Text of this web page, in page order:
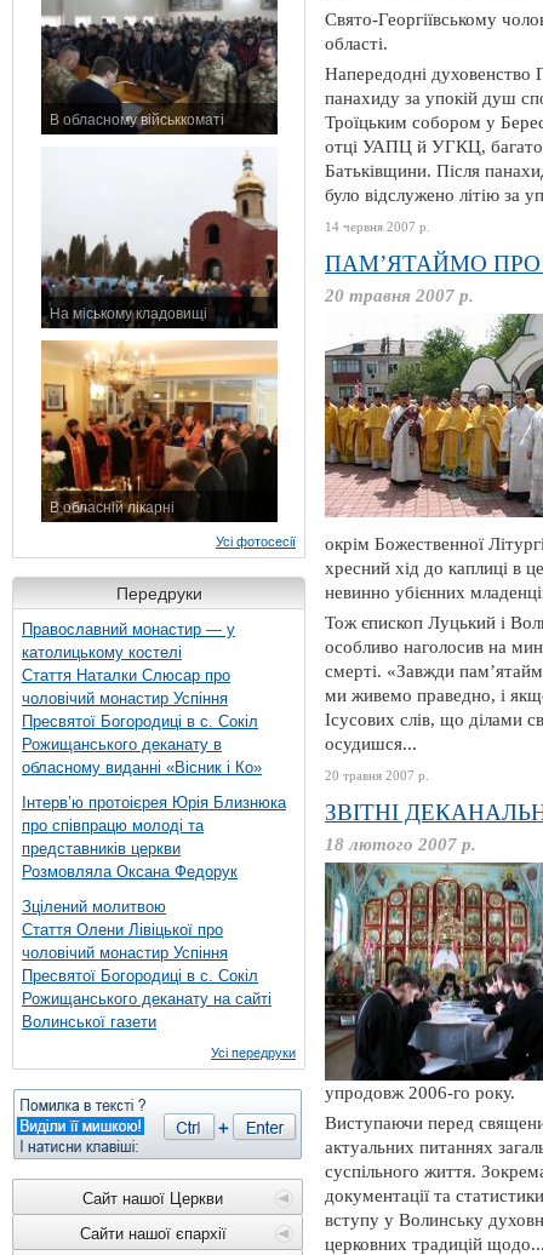
В обласному військкоматі
На міському кладовищі
В обласній лікарні
Усі фотосесії
Передруки
Православний монастир — у
католицькому костелі
Стаття Наталки Слюсар про
чоловічий монастир Успіння
Пресвятої Богородиці в с. Сокіл
Рожищанського деканату в
обласному виданні «Вісник і Ко»
Інтерв’ю протоієрея Юрія Близнюка
про співпрацю молоді та
представників церкви
Розмовляла Оксана Федорук
Зцілений молитвою
Стаття Олени Лівіцької про
чоловічий монастир Успіння
Пресвятої Богородиці в с. Сокіл
Рожищанського деканату на сайті
Волинської газети
Усі передруки
Сайт нашої Церкви
Сайти нашої єпархії
Свято-Георгіївському
області.
Напередодні духовенство
панахиду за упокій душ
Троїцьким собором у
отці УАПЦ й УГКЦ, багато
Батьківщини. Після
було відслужено літію за
14 червня 2007 р.
ПАМ’ЯТАЙМО
20 травня 2007 р.
окрім Божественної
хресний хід до каплиці в
невинно убієнних
Тож єпископ Луцький і
особливо наголосив на
смерті. «Завжди
ми живемо праведно, і
Ісусових слів, що ділами
осудишся...
20 травня 2007 р.
ЗВІТНІ
18 лютого 2007 р.
упродовж 2006-го року.
Виступаючи перед
актуальних питаннях
суспільного життя.
документації та
вступу у Волинську
церковних традицій